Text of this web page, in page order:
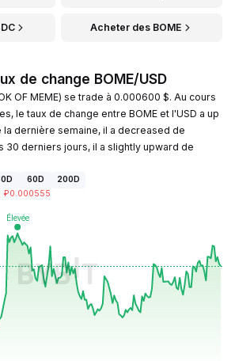
Acheter des BOME
de change BOME/USD
OF MEME) se trade à 0.000600 $. Au cours
le taux de change entre BOME et l'USD a up
la dernière semaine, il a decreased de
30 derniers jours, il a slightly upward de
60D
200D
₽0.000555
08-07, 17:47 GMT+0